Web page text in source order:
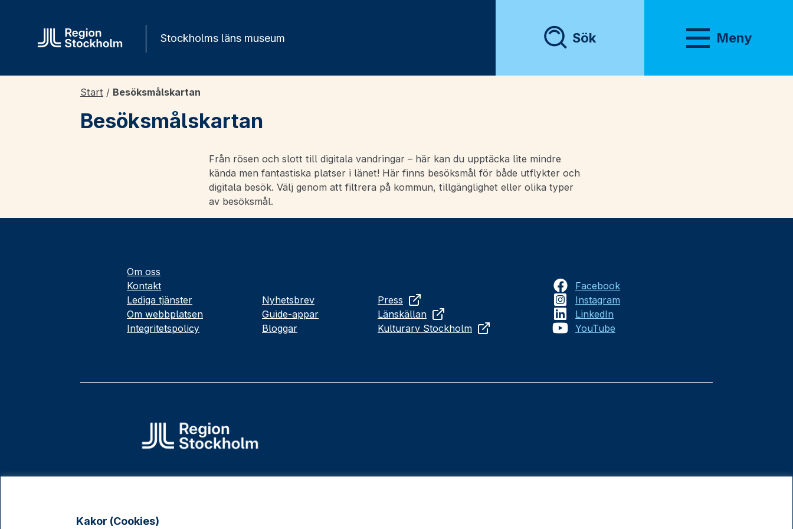
Kakor (Cookies)
Stockholms läns museum Sök Meny
Visa meny
Start / Besöksmålskartan
Besöksmålskartan
Från rösen och slott till digitala vandringar – här kan du upptäcka lite mindre
kända men fantastiska platser i länet! Här finns besöksmål för både utflykter och
digitala besök. Välj genom att filtrera på kommun, tillgänglighet eller olika typer
av besöksmål.
Om oss
Kontakt
Lediga tjänster
Om webbplatsen
Integritetspolicy
Nyhetsbrev
Guide-appar
Bloggar
Press
Länskällan
Kulturarv Stockholm
Facebook
Instagram
LinkedIn
YouTube